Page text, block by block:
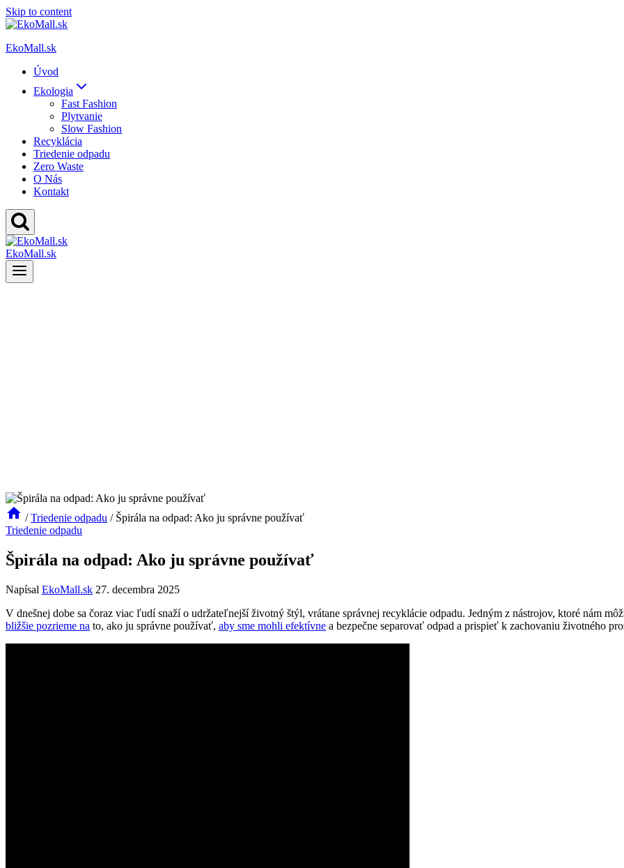
Skip to content
EkoMall.sk
Úvod
Ekologia
Fast Fashion
Plytvanie
Slow Fashion
Recyklácia
Triedenie odpadu
Zero Waste
O Nás
Kontakt
EkoMall.sk
/ Triedenie odpadu / Špirála na odpad: Ako ju správne používať
Triedenie odpadu
Špirála na odpad: Ako ju správne používať
Napísal EkoMall.sk 27. decembra 2025
V dnešnej dobe sa čoraz viac ľudí snaží o udržateľnejší životný štýl, vrátane správnej recyklácie odpadu. Jedným z nástrojov, ktoré nám
bližšie pozrieme na to, ako ju správne používať, aby sme mohli efektívne a bezpečne separovať odpad a prispieť k zachovaniu životného